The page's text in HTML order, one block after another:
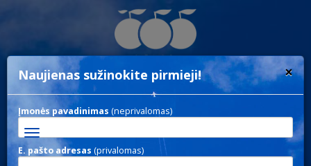
Toggle
navigation
×
Naujienas sužinokite pirmieji!
Įmonės pavadinimas (neprivalomas)
E. pašto adresas (privalomas)